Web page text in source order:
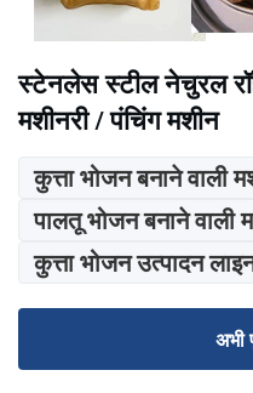
स्टेनलेस स्टील नेचुरल
मशीनरी / पंचिंग मशीन
कुत्ता भोजन बनाने वाली
पालतू भोजन बनाने वाली
कुत्ता भोजन उत्पादन
अभी